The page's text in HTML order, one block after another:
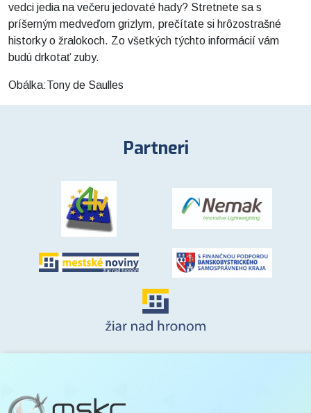
vedci jedia na večeru jedovaté hady? Stretnete sa s
príšerným medveďom grizlym, prečítate si hrôzostrašné
historky o žralokoch. Zo všetkých týchto informácií vám
budú drkotať zuby.
Obálka:Tony de Saulles
Partneri